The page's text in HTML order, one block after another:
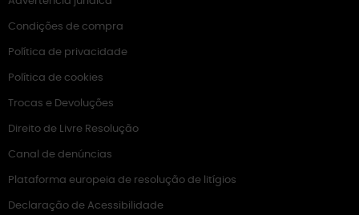
Condições de compra
Política de privacidade
Política de cookies
Trocas e Devoluções
Direito de Livre Resolução
Canal de denúncias
Plataforma europeia de resolução de litígios
Declaração de Acessibilidade